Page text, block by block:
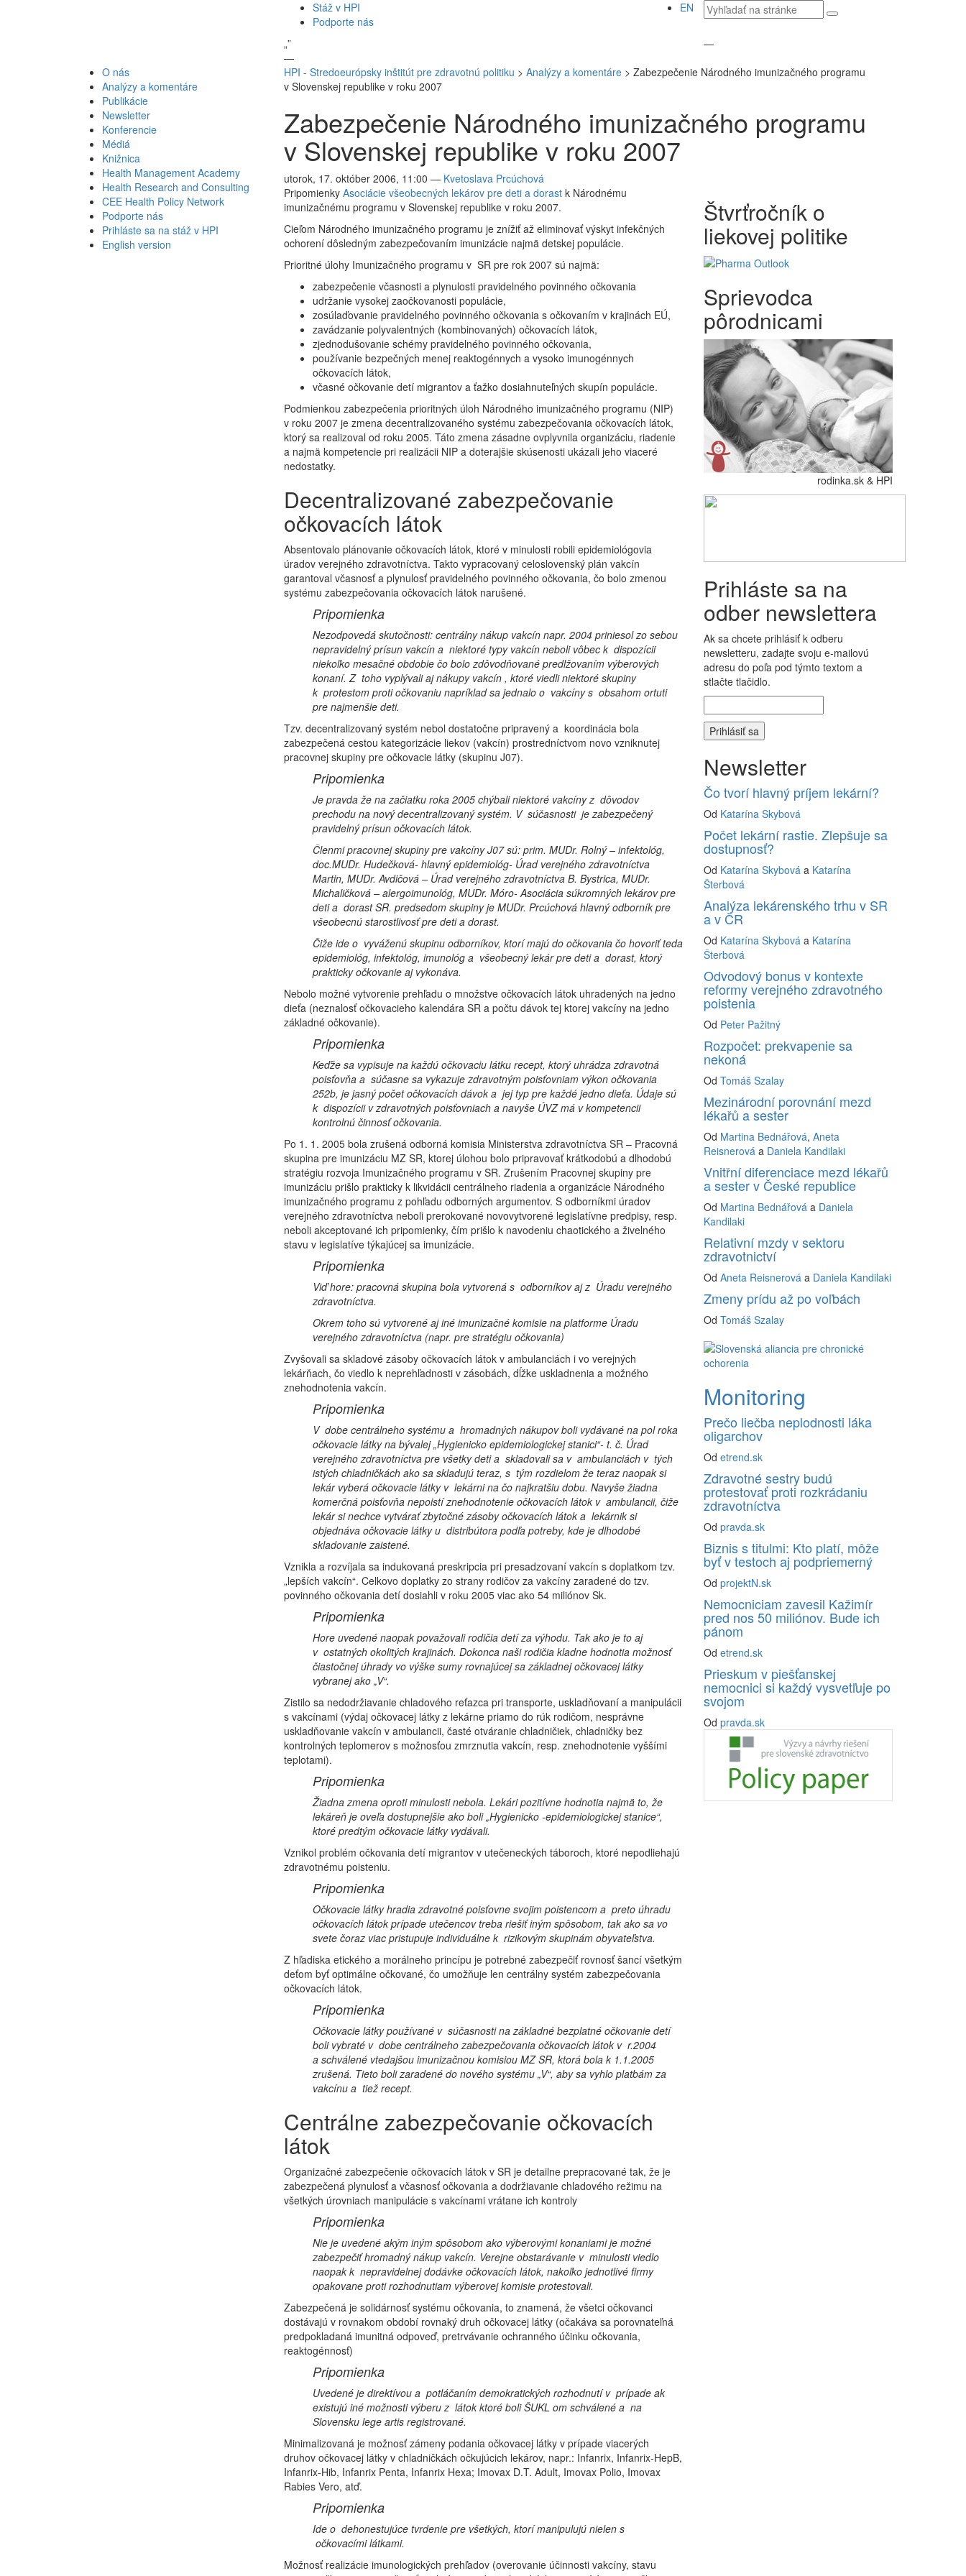
Stáž v HPI
Podporte nás
EN
Vyhľadávaný
text
„”
—
—
O nás
Analýzy a komentáre
Publikácie
Newsletter
Konferencie
Médiá
Knižnica
Health Management Academy
Health Research and Consulting
CEE Health Policy Network
Podporte nás
Prihláste sa na stáž v HPI
English version
HPI - Stredoeurópsky inštitút pre zdravotnú politiku > Analýzy a komentáre> Zabezpečenie Národného imunizačného programu
v Slovenskej republike v roku 2007
Zabezpečenie Národného imunizačného programu
v Slovenskej republike v roku 2007
utorok, 17. október 2006, 11:00 — Kvetoslava Prcúchová
Pripomienky Asociácie všeobecných lekárov pre deti a dorastk Národnému
imunizačnému programu v Slovenskej republike v roku 2007.
Cieľom Národného imunizačného programu je znížiť až eliminovať výskyt infekčných
ochorení dôsledným zabezpečovaním imunizácie najmä detskej populácie.
Prioritné úlohy Imunizačného programu v SR pre rok 2007 sú najmä:
zabezpečenie včasnosti a plynulosti pravidelného povinného očkovania
udržanie vysokej zaočkovanosti populácie,
zosúlaďovanie pravidelného povinného očkovania s očkovaním v krajinách EÚ,
zavádzanie polyvalentných (kombinovaných) očkovacích látok,
zjednodušovanie schémy pravidelného povinného očkovania,
používanie bezpečných menej reaktogénnych a vysoko imunogénnych
očkovacích látok,
včasné očkovanie detí migrantov a ťažko dosiahnuteľných skupín populácie.
Podmienkou zabezpečenia prioritných úloh Národného imunizačného programu (NIP)
v roku 2007 je zmena decentralizovaného systému zabezpečovania očkovacích látok,
ktorý sa realizoval od roku 2005. Táto zmena zásadne ovplyvnila organizáciu, riadenie
a najmä kompetencie pri realizácii NIP a doterajšie skúsenosti ukázali jeho viaceré
nedostatky.
Decentralizované zabezpečovanie
očkovacích látok
Absentovalo plánovanie očkovacích látok, ktoré v minulosti robili epidemiológovia
úradov verejného zdravotníctva. Takto vypracovaný celoslovenský plán vakcín
garantoval včasnosť a plynulosť pravidelného povinného očkovania, čo bolo zmenou
systému zabezpečovania očkovacích látok narušené.
Pripomienka
Nezodpovedá skutočnosti: centrálny nákup vakcín napr. 2004 priniesol zo sebou
nepravidelný prísun vakcín a niektoré typy vakcín neboli vôbec k dispozícii
niekoľko mesačné obdobie čo bolo zdôvodňované predlžovaním výberových
konaní. Z toho vyplývali aj nákupy vakcín , ktoré viedli niektoré skupiny
k protestom proti očkovaniu napríklad sa jednalo o vakcíny s obsahom ortuti
pre najmenšie deti.
Tzv. decentralizovaný systém nebol dostatočne pripravený a koordinácia bola
zabezpečená cestou kategorizácie liekov (vakcín) prostredníctvom novo vzniknutej
pracovnej skupiny pre očkovacie látky (skupinu J07).
Pripomienka
Je pravda že na začiatku roka 2005 chýbali niektoré vakcíny z dôvodov
prechodu na nový decentralizovaný systém. V súčasnosti je zabezpečený
pravidelný prísun očkovacích látok.
Členmi pracovnej skupiny pre vakcíny J07 sú: prim. MUDr. Rolný – infektológ,
doc.MUDr. Hudečková- hlavný epidemiológ- Úrad verejného zdravotníctva
Martin, MUDr. Avdičová – Úrad verejného zdravotníctva B. Bystrica, MUDr.
Michaličková – alergoimunológ, MUDr. Móro- Asociácia súkromných lekárov pre
deti a dorast SR. predsedom skupiny je MUDr. Prcúchová hlavný odborník pre
všeobecnú starostlivosť pre deti a dorast.
Čiže ide o vyváženú skupinu odborníkov, ktorí majú do očkovania čo hovoriť teda
epidemiológ, infektológ, imunológ a všeobecný lekár pre deti a dorast, ktorý
prakticky očkovanie aj vykonáva.
Nebolo možné vytvorenie prehľadu o množstve očkovacích látok uhradených na jedno
dieťa (neznalosť očkovacieho kalendára SR a počtu dávok tej ktorej vakcíny na jedno
základné očkovanie).
Pripomienka
Keďže sa vypisuje na každú očkovaciu látku recept, ktorý uhrádza zdravotná
poisťovňa a súčasne sa vykazuje zdravotným poisťovniam výkon očkovania
252b, je jasný počet očkovacích dávok a jej typ pre každé jedno dieťa. Údaje sú
k dispozícii v zdravotných poisťovniach a navyše ÚVZ má v kompetencii
kontrolnú činnosť očkovania.
Po 1. 1. 2005 bola zrušená odborná komisia Ministerstva zdravotníctva SR – Pracovná
skupina pre imunizáciu MZ SR, ktorej úlohou bolo pripravovať krátkodobú a dlhodobú
stratégiu rozvoja Imunizačného programu v SR. Zrušením Pracovnej skupiny pre
imunizáciu prišlo prakticky k likvidácii centrálneho riadenia a organizácie Národného
imunizačného programu z pohľadu odborných argumentov. S odborníkmi úradov
verejného zdravotníctva neboli prerokované novovytvorené legislatívne predpisy, resp.
neboli akceptované ich pripomienky, čím prišlo k navodeniu chaotického a živelného
stavu v legislatíve týkajúcej sa imunizácie.
Pripomienka
Viď hore: pracovná skupina bola vytvorená s odborníkov aj z Úradu verejného
zdravotníctva.
Okrem toho sú vytvorené aj iné imunizačné komisie na platforme Úradu
verejného zdravotníctva (napr. pre stratégiu očkovania)
Zvyšovali sa skladové zásoby očkovacích látok v ambulanciách i vo verejných
lekárňach, čo viedlo k neprehľadnosti v zásobách, dĺžke uskladnenia a možného
znehodnotenia vakcín.
Pripomienka
V dobe centrálneho systému a hromadných nákupov boli vydávané na pol roka
očkovacie látky na bývalej „Hygienicko epidemiologickej stanici“- t. č. Úrad
verejného zdravotníctva pre všetky deti a skladovali sa v ambulanciách v tých
istých chladničkách ako sa skladujú teraz, s tým rozdielom že teraz naopak si
lekár vyberá očkovacie látky v lekárni na čo najkratšiu dobu. Navyše žiadna
komerčná poisťovňa nepoistí znehodnotenie očkovacích látok v ambulancii, čiže
lekár si nechce vytvárať zbytočné zásoby očkovacích látok a lekárnik si
objednáva očkovacie látky u distribútora podľa potreby, kde je dlhodobé
skladovanie zaistené.
Vznikla a rozvíjala sa indukovaná preskripcia pri presadzovaní vakcín s doplatkom tzv.
„lepších vakcín“. Celkovo doplatky zo strany rodičov za vakcíny zaradené do tzv.
povinného očkovania detí dosiahli v roku 2005 viac ako 54 miliónov Sk.
Pripomienka
Hore uvedené naopak považovali rodičia detí za výhodu. Tak ako je to aj
v ostatných okolitých krajinách. Dokonca naši rodičia kladne hodnotia možnosť
čiastočnej úhrady vo výške sumy rovnajúcej sa základnej očkovacej látky
vybranej ako „V“.
Zistilo sa nedodržiavanie chladového reťazca pri transporte, uskladňovaní a manipulácii
s vakcínami (výdaj očkovacej látky z lekárne priamo do rúk rodičom, nesprávne
uskladňovanie vakcín v ambulancii, časté otváranie chladničiek, chladničky bez
kontrolných teplomerov s možnosťou zmrznutia vakcín, resp. znehodnotenie vyššími
teplotami).
Pripomienka
Žiadna zmena oproti minulosti nebola. Lekári pozitívne hodnotia najmä to, že
lekáreň je oveľa dostupnejšie ako boli „Hygienicko -epidemiologickej stanice“,
ktoré predtým očkovacie látky vydávali.
Vznikol problém očkovania detí migrantov v utečeneckých táboroch, ktoré nepodliehajú
zdravotnému poisteniu.
Pripomienka
Očkovacie látky hradia zdravotné poisťovne svojim poistencom a preto úhradu
očkovacích látok prípade utečencov treba riešiť iným spôsobom, tak ako sa vo
svete čoraz viac pristupuje individuálne k rizikovým skupinám obyvateľstva.
Z hľadiska etického a morálneho princípu je potrebné zabezpečiť rovnosť šancí všetkým
deťom byť optimálne očkované, čo umožňuje len centrálny systém zabezpečovania
očkovacích látok.
Pripomienka
Očkovacie látky používané v súčasnosti na základné bezplatné očkovanie detí
boli vybraté v dobe centrálneho zabezpečovania očkovacích látok v r.2004
a schválené vtedajšou imunizačnou komisiou MZ SR, ktorá bola k 1.1.2005
zrušená. Tieto boli zaradené do nového systému „V“, aby sa vyhlo platbám za
vakcínu a tiež recept.
Centrálne zabezpečovanie očkovacích
látok
Organizačné zabezpečenie očkovacích látok v SR je detailne prepracované tak, že je
zabezpečená plynulosť a včasnosť očkovania a dodržiavanie chladového režimu na
všetkých úrovniach manipulácie s vakcínami vrátane ich kontroly
Pripomienka
Nie je uvedené akým iným spôsobom ako výberovými konaniami je možné
zabezpečiť hromadný nákup vakcín. Verejne obstarávanie v minulosti viedlo
naopak k nepravidelnej dodávke očkovacích látok, nakoľko jednotlivé firmy
opakovane proti rozhodnutiam výberovej komisie protestovali.
Zabezpečená je solidárnosť systému očkovania, to znamená, že všetci očkovanci
dostávajú v rovnakom období rovnaký druh očkovacej látky (očakáva sa porovnateľná
predpokladaná imunitná odpoveď, pretrvávanie ochranného účinku očkovania,
reaktogénnosť)
Pripomienka
Uvedené je direktívou a potláčaním demokratických rozhodnutí v prípade ak
existujú iné možnosti výberu z látok ktoré boli ŠUKL om schválené a na
Slovensku lege artis registrované.
Minimalizovaná je možnosť zámeny podania očkovacej látky v prípade viacerých
druhov očkovacej látky v chladničkách očkujúcich lekárov, napr.: Infanrix, Infanrix-HepB,
Infanrix-Hib, Infanrix Penta, Infanrix Hexa; Imovax D.T. Adult, Imovax Polio, Imovax
Rabies Vero, atď.
Pripomienka
Ide o dehonestujúce tvrdenie pre všetkých, ktorí manipulujú nielen s
očkovacími látkami.
Možnosť realizácie imunologických prehľadov (overovanie účinnosti vakcíny, stavu
Štvrťročník o
liekovej politike
Sprievodca
pôrodnicami
rodinka.sk & HPI
Prihláste sa na
odber newslettera
Ak sa chcete prihlásiť k odberu
newsletteru, zadajte svoju e-mailovú
adresu do poľa pod týmto textom a
stlačte tlačidlo.
Newsletter
Čo tvorí hlavný príjem lekární?
Od Katarína Skybová
Počet lekární rastie. Zlepšuje sa
dostupnosť?
Od Katarína Skybová a Katarína
Šterbová
Analýza lekárenského trhu v SR
a v ČR
Od Katarína Skybová a Katarína
Šterbová
Odvodový bonus v kontexte
reformy verejného zdravotného
poistenia
Od Peter Pažitný
Rozpočet: prekvapenie sa
nekoná
OdTomáš Szalay
Mezinárodní porovnání mezd
lékařů a sester
Od Martina Bednářová,Aneta
Reisnerová a Daniela Kandilaki
Vnitřní diferenciace mezd lékařů
a sester v České republice
Od Martina Bednářová a Daniela
Kandilaki
Relativní mzdy v sektoru
zdravotnictví
OdAneta Reisnerová a Daniela Kandilaki
Zmeny prídu až po voľbách
OdTomáš Szalay
Monitoring
Prečo liečba neplodnosti láka
oligarchov
Odetrend.sk
Zdravotné sestry budú
protestovať proti rozkrádaniu
zdravotníctva
Odpravda.sk
Biznis s titulmi: Kto platí, môže
byť v testoch aj podpriemerný
OdprojektN.sk
Nemocniciam zavesil Kažimír
pred nos 50 miliónov. Bude ich
pánom
Odetrend.sk
Prieskum v piešťanskej
nemocnici si každý vysvetľuje po
svojom
Odpravda.sk